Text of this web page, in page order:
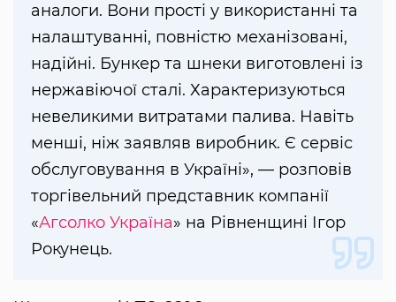
аналоги. Вони прості у використанні та
налаштуванні, повністю механізовані,
надійні. Бункер та шнеки виготовлені із
нержавіючої сталі. Характеризуються
невеликими витратами палива. Навіть
менші, ніж заявляв виробник. Є сервіс
обслуговування в Україні», — розповів
торгівельний представник компанії
«Агсолко Україна» на Рівненщині Ігор
Рокунець.